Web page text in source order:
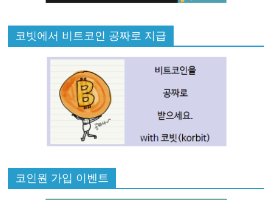
코빗에서 비트코인 공짜로 지급
코인원 가입 이벤트